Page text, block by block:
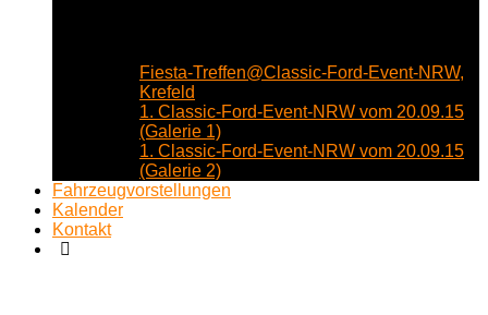
Fiesta-Treffen@Classic-Ford-Event-NRW,
Krefeld
1. Classic-Ford-Event-NRW vom 20.09.15
(Galerie 1)
1. Classic-Ford-Event-NRW vom 20.09.15
(Galerie 2)
Fahrzeugvorstellungen
Kalender
Kontakt